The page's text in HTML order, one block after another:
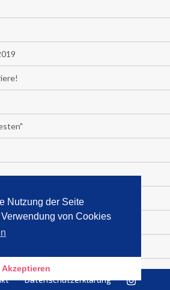
Nutzung der Seite
von Cookies
Akzeptieren
ist der Sommerhit 2019
Känguru an der Spitze
Datenschutzerklärung